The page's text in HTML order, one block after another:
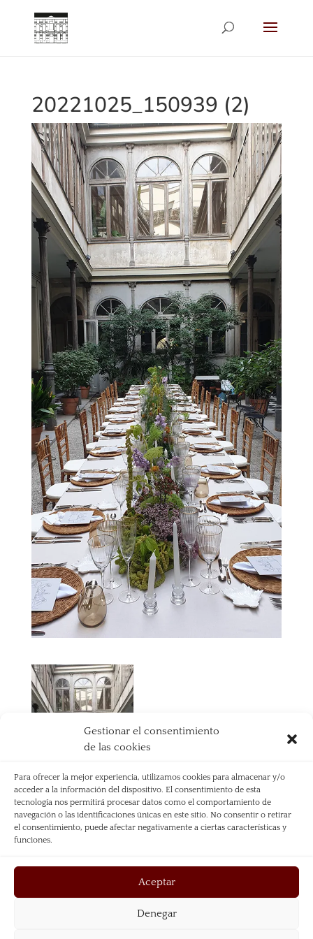
Gestionar el consentimiento
de las cookies
Para ofrecer la mejor experiencia, utilizamos cookies para almacenar y/o
acceder a la información del dispositivo. El consentimiento de esta
tecnología nos permitirá procesar datos como el comportamiento de
navegación o las identificaciones únicas en este sitio. No consentir o retirar
el consentimiento, puede afectar negativamente a ciertas características y
funciones.
Aceptar
Denegar
20221025_150939 (2)
Política de Privacidad